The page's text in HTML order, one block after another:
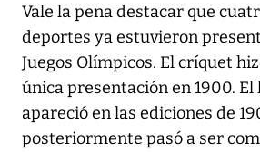
Vale la pena destacar que
deportes ya estuvieron
Juegos Olímpicos. El críquet
única presentación en 1900. El
apareció en las ediciones de
posteriormente pasó a ser